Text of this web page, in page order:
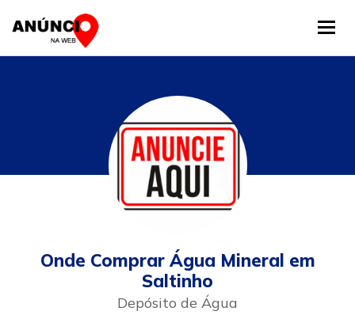
Onde Comprar Água Mineral em
Saltinho
Depósito de Água